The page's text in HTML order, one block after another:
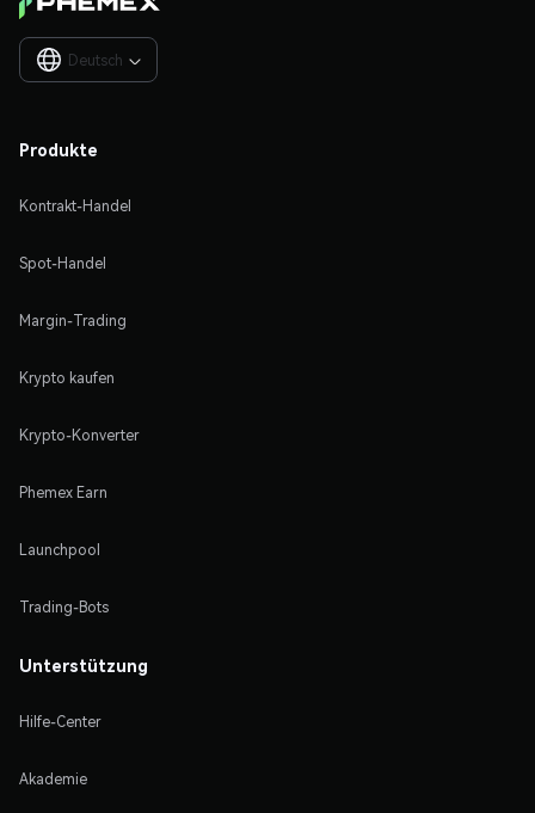
Deutsch 
Produkte
Kontrakt-Handel
Spot-Handel
Margin-Trading
Krypto kaufen
Krypto-Konverter
Phemex Earn
Launchpool
Trading-Bots
Unterstützung
Hilfe-Center
Akademie